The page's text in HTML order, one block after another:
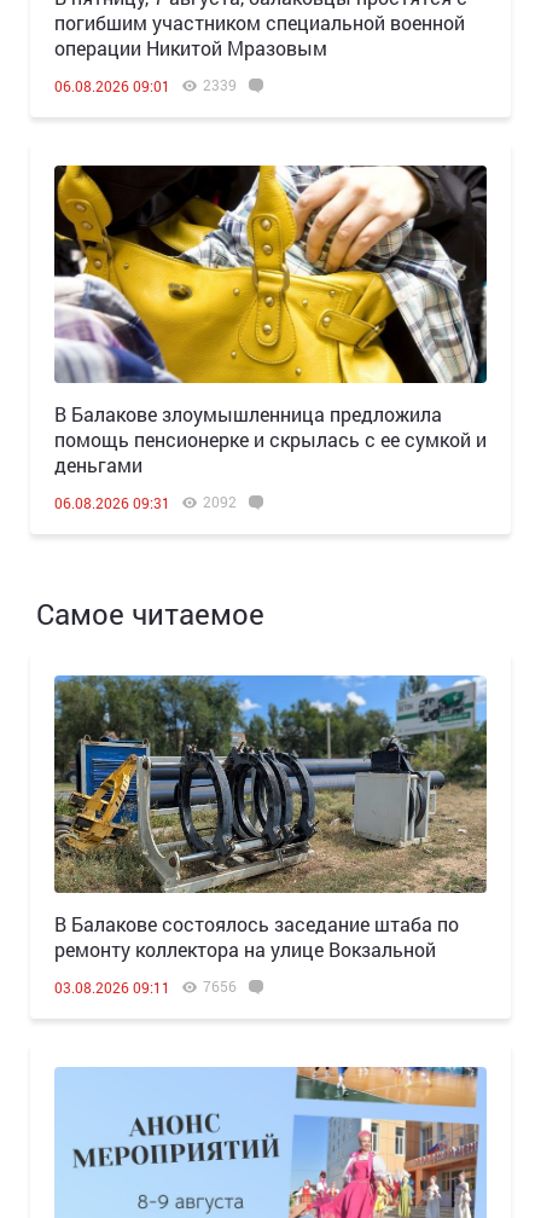
погибшим участником специальной военной
операции Никитой Мразовым
06.08.2026 09:01 2339
В Балакове злоумышленница предложила
помощь пенсионерке и скрылась с ее сумкой и
деньгами
06.08.2026 09:31 2092
Самое читаемое
В Балакове состоялось заседание штаба по
ремонту коллектора на улице Вокзальной
03.08.2026 09:11 7656